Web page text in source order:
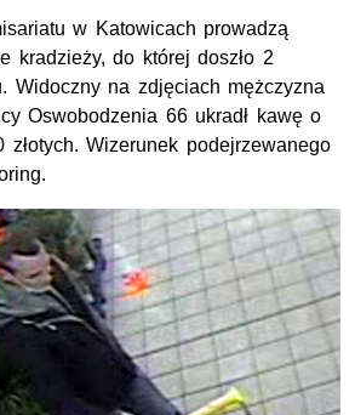
w Katowicach prowadzą
kradzieży, do której doszło 2
Widoczny na zdjęciach mężczyzna
Oswobodzenia 66 ukradł kawę o
Wizerunek podejrzewanego